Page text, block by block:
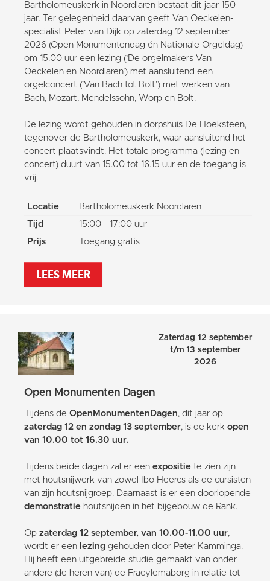
Bartholomeuskerk in Noordlaren bestaat dit jaar 150
jaar. Ter gelegenheid daarvan geeft Van Oeckelen-
specialist Peter van Dijk op zaterdag 12 september
2026 (Open Monumentendag én Nationale Orgeldag)
om 15.00 uur een lezing (‘De orgelmakers Van
Oeckelen en Noordlaren’) met aansluitend een
orgelconcert (‘Van Bach tot Bolt’) met werken van
Bach, Mozart, Mendelssohn, Worp en Bolt.
De lezing wordt gehouden in dorpshuis De Hoeksteen,
tegenover de Bartholomeuskerk, waar aansluitend het
concert plaatsvindt. Het totale programma (lezing en
concert) duurt van 15.00 tot 16.15 uur en de toegang is
vrij.
Locatie
Bartholomeuskerk Noordlaren
Tijd
15:00 - 17:00 uur
Prijs
Toegang gratis
LEES MEER
Zaterdag 12 september
t/m 13 september
2026
Open Monumenten Dagen
Tijdens de OpenMonumentenDagen, dit jaar op
zaterdag 12 en zondag 13 september, is de kerk open
van 10.00 tot 16.30 uur.
Tijdens beide dagen zal er een expositie te zien zijn
met houtsnijwerk van zowel Ibo Heeres als de cursisten
van zijn houtsnijgroep. Daarnaast is er een doorlopende
demonstratie houtsnijden in het bijgebouw de Rank.
Op zaterdag 12 september, van 10.00-11.00 uur,
wordt er een lezing gehouden door Peter Kamminga.
Hij heeft een uitgebreide studie gemaakt van onder
andere (de heren van) de Fraeylemaborg in relatie tot